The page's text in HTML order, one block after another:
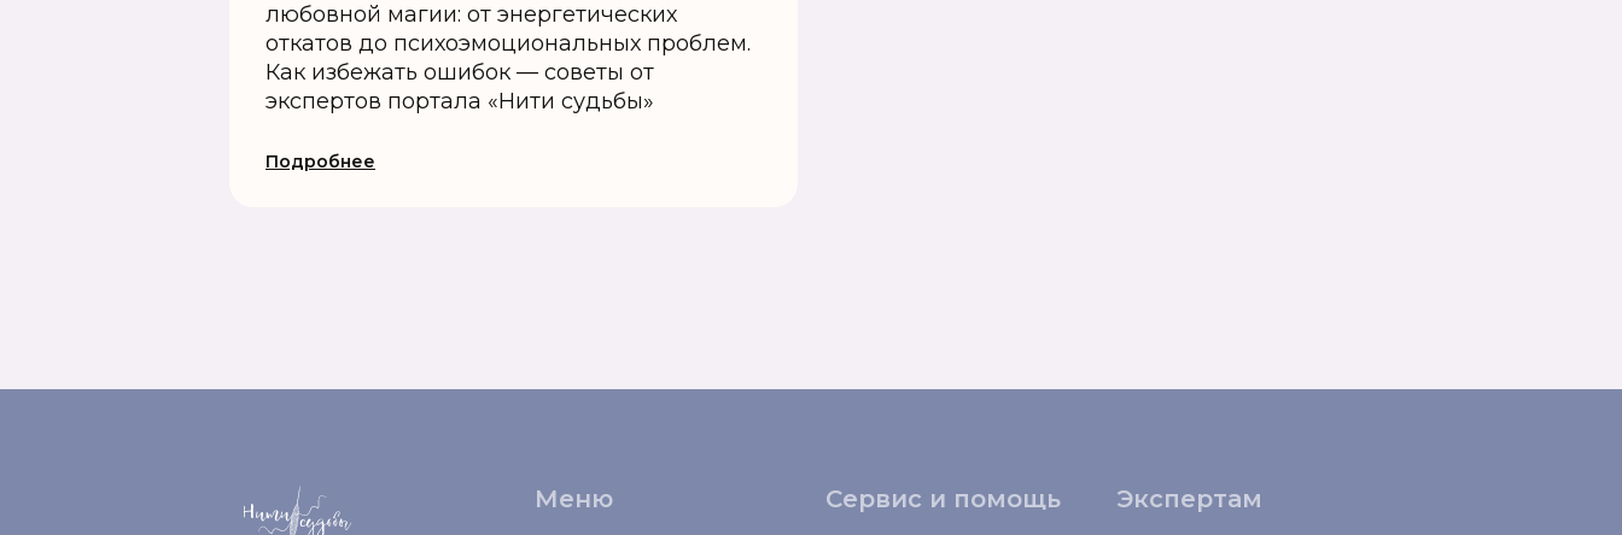
любовной магии: от энергетических
откатов до психоэмоциональных проблем.
Как избежать ошибок — советы от
экспертов портала «Нити судьбы»
Подробнее
Меню Сервис и помощь Экспертам